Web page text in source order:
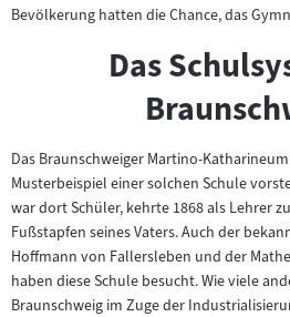
Bevölkerung hatten die Chance, das
Das
Das Braunschweiger Martino-
Musterbeispiel einer solchen Schule
war dort Schüler, kehrte 1868 als Lehrer
Fußstapfen seines Vaters. Auch der
Hoffmann von Fallersleben und der
haben diese Schule besucht. Wie viele
Braunschweig im Zuge der